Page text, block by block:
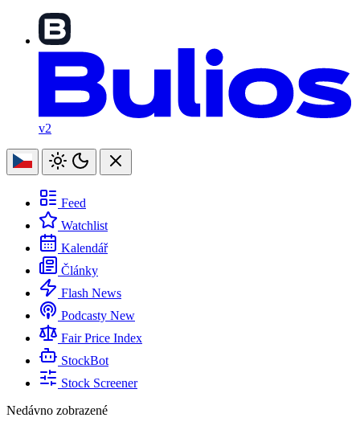
v2
Feed
Watchlist
Kalendář
Články
Flash News
Podcasty New
Fair Price Index
StockBot
Stock Screener
Nedávno zobrazené